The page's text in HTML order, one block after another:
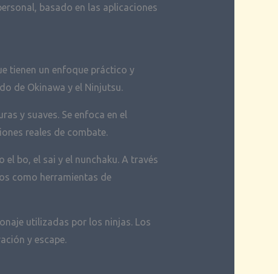
basado en las aplicaciones
tienen un enfoque práctico y
de Okinawa y el Ninjutsu.
y suaves. Se enfoca en el
reales de combate.
bo, el sai y el nunchaku. A través
como herramientas de
utilizadas por los ninjas. Los
y escape.